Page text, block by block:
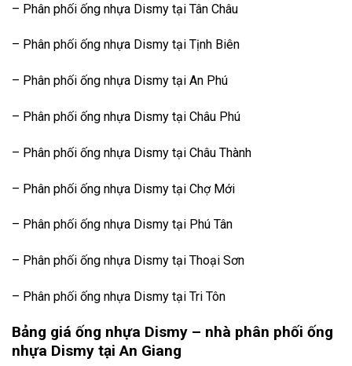
– Phân phối ống nhựa Dismy tại Tân Châu
– Phân phối ống nhựa Dismy tại Tịnh Biên
– Phân phối ống nhựa Dismy tại An Phú
– Phân phối ống nhựa Dismy tại Châu Phú
– Phân phối ống nhựa Dismy tại Châu Thành
– Phân phối ống nhựa Dismy tại Chợ Mới
– Phân phối ống nhựa Dismy tại Phú Tân
– Phân phối ống nhựa Dismy tại Thoại Sơn
– Phân phối ống nhựa Dismy tại Tri Tôn
Bảng giá ống nhựa Dismy – nhà phân phối ống
nhựa Dismy tại An Giang